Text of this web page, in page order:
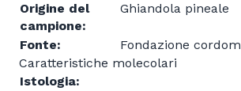
Origine del
campione:
Ghiandola pineale
Fonte:
Fondazione
Caratteristiche molecolari
Istologia: